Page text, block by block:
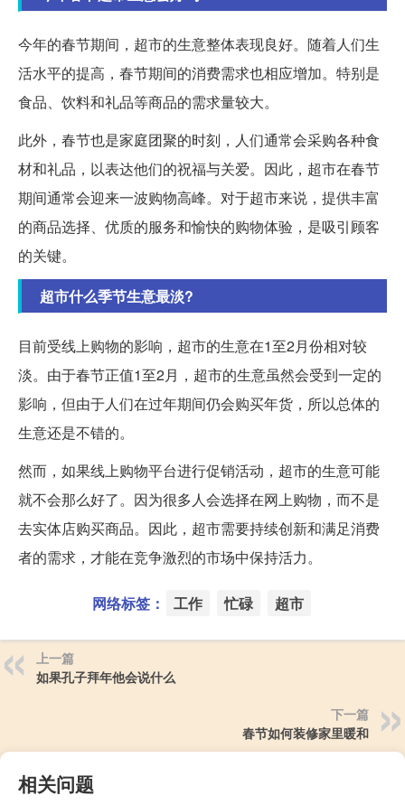
今年的春节期间，超市的生意整体表现良好。随着人们生
活水平的提高，春节期间的消费需求也相应增加。特别是
食品、饮料和礼品等商品的需求量较大。
此外，春节也是家庭团聚的时刻，人们通常会采购各种食
材和礼品，以表达他们的祝福与关爱。因此，超市在春节
期间通常会迎来一波购物高峰。对于超市来说，提供丰富
的商品选择、优质的服务和愉快的购物体验，是吸引顾客
的关键。
超市什么季节生意最淡?
目前受线上购物的影响，超市的生意在1至2月份相对较
淡。由于春节正值1至2月，超市的生意虽然会受到一定的
影响，但由于人们在过年期间仍会购买年货，所以总体的
生意还是不错的。
然而，如果线上购物平台进行促销活动，超市的生意可能
就不会那么好了。因为很多人会选择在网上购物，而不是
去实体店购买商品。因此，超市需要持续创新和满足消费
者的需求，才能在竞争激烈的市场中保持活力。
网络标签： 工作 忙碌 超市
上一篇
如果孔子拜年他会说什么
下一篇
春节如何装修家里暖和
相关问题